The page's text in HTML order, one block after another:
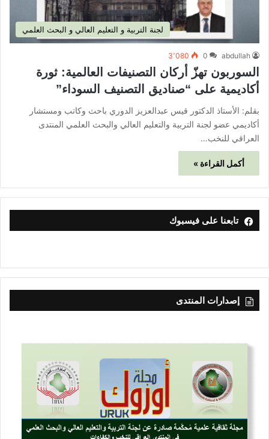
لجنة التربية و التعليم العالي و البحث العلمي
abdullah
0 3٬080
السوربون تهزّ أركان التصنيفات العالمية: ثورة
أكاديمية على “صناديق التصنيف السوداء”
بقلم: الأستاذ الدكتور قيس عبدالعزيز الدوري باحث وكاتب ومستشار
أكاديمي عضو لجنة التربية والتعليم العالي والبحث العلمي المنتدى
العراقي للنخب…
أكمل القراءة »
تابعنا على فيسبوك
إصدارات المنتدى